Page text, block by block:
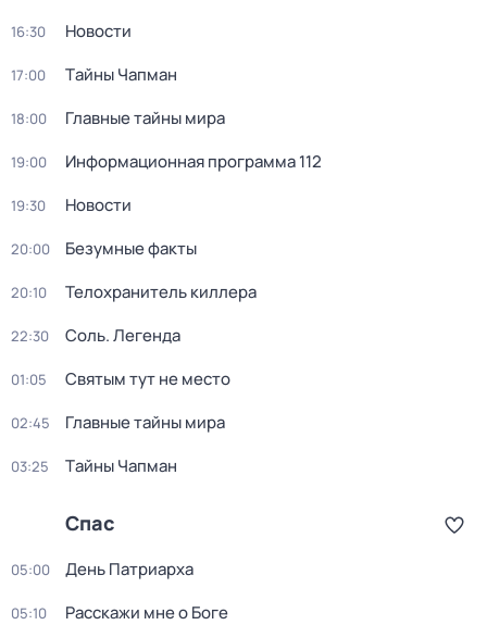
16:30 Новости
17:00 Тaйны Чапман
18:00 Главные тайны мира
19:00 Информационная программа 112
19:30 Новости
20:00 Безумные факты
20:10 Телохранитель киллера
22:30 Соль. Легенда
01:05 Святым тут не место
02:45 Главные тайны мира
03:25 Тaйны Чапман
Спас
05:00 День Патриарха
05:10 Расскажи мне о Боге